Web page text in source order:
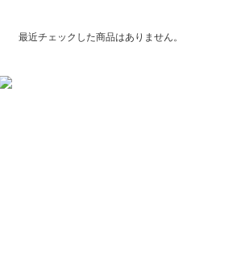
最近チェックした商品はありません。